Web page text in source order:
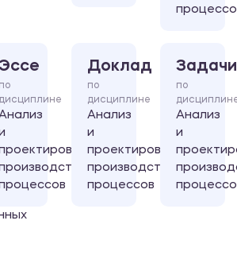
по
дисциплине
Доклад
по
дисциплине
Анализ
и
проектирование
производственных
процессов
Задачи
по
Анализ
и